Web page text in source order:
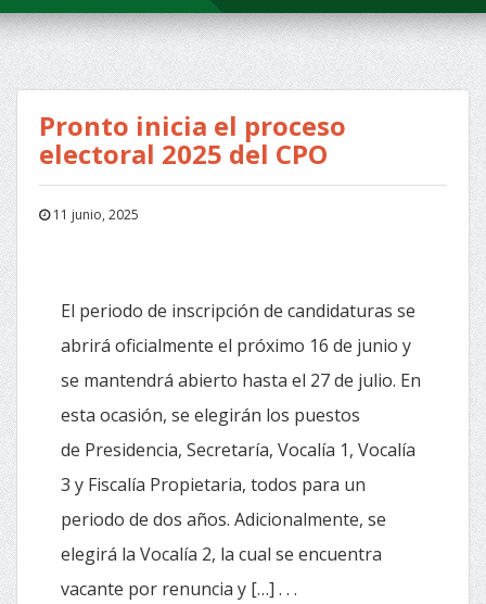
Pronto inicia el proceso
electoral 2025 del CPO
11 junio, 2025
El periodo de inscripción de candidaturas se
abrirá oficialmente el próximo 16 de junio y
se mantendrá abierto hasta el 27 de julio. En
esta ocasión, se elegirán los puestos
de Presidencia, Secretaría, Vocalía 1, Vocalía
3 y Fiscalía Propietaria, todos para un
periodo de dos años. Adicionalmente, se
elegirá la Vocalía 2, la cual se encuentra
vacante por renuncia y […] . . .